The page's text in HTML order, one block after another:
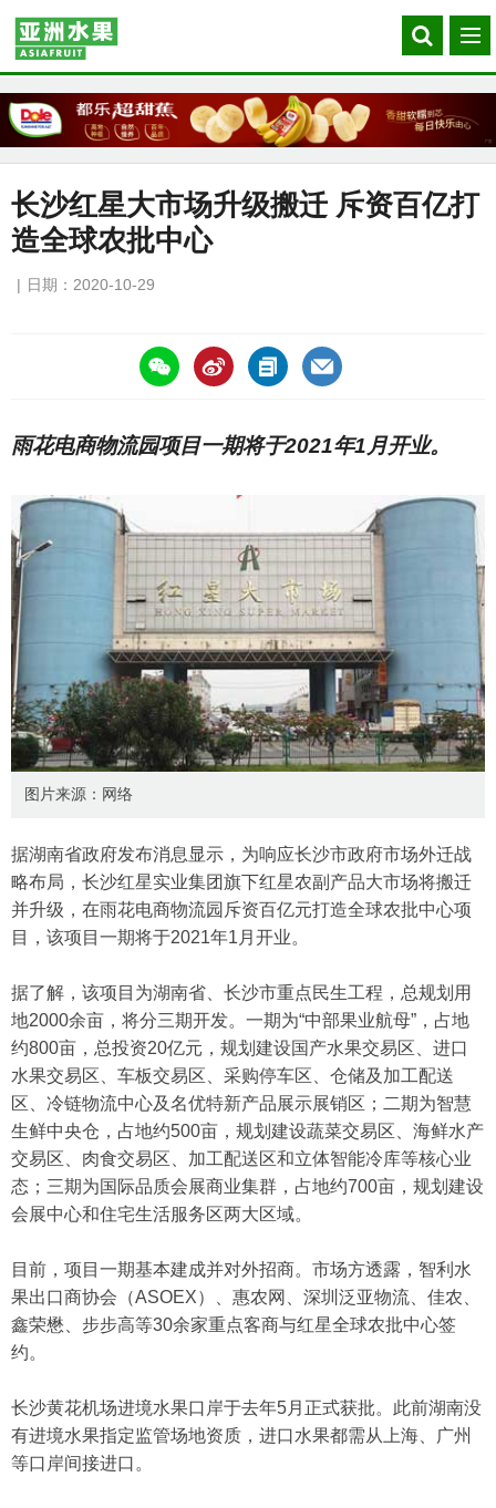
Search
our
菜
单
长沙红星大市场升级搬迁 斥资百亿打
造全球农批中心
日期：2020-10-29
https://asiafruitchina.net/20155.html
雨花电商物流园项目一期将于2021年1月开业。
图片来源：网络
据湖南省政府发布消息显示，为响应长沙市政府市场外迁战
略布局，长沙红星实业集团旗下红星农副产品大市场将搬迁
并升级，在雨花电商物流园斥资百亿元打造全球农批中心项
目，该项目一期将于2021年1月开业。
据了解，该项目为湖南省、长沙市重点民生工程，总规划用
地2000余亩，将分三期开发。一期为“中部果业航母”，占地
约800亩，总投资20亿元，规划建设国产水果交易区、进口
水果交易区、车板交易区、采购停车区、仓储及加工配送
区、冷链物流中心及名优特新产品展示展销区；二期为智慧
生鲜中央仓，占地约500亩，规划建设蔬菜交易区、海鲜水产
交易区、肉食交易区、加工配送区和立体智能冷库等核心业
态；三期为国际品质会展商业集群，占地约700亩，规划建设
会展中心和住宅生活服务区两大区域。
目前，项目一期基本建成并对外招商。市场方透露，智利水
果出口商协会（ASOEX）、惠农网、深圳泛亚物流、佳农、
鑫荣懋、步步高等30余家重点客商与红星全球农批中心签
约。
长沙黄花机场进境水果口岸于去年5月正式获批。此前湖南没
有进境水果指定监管场地资质，进口水果都需从上海、广州
等口岸间接进口。